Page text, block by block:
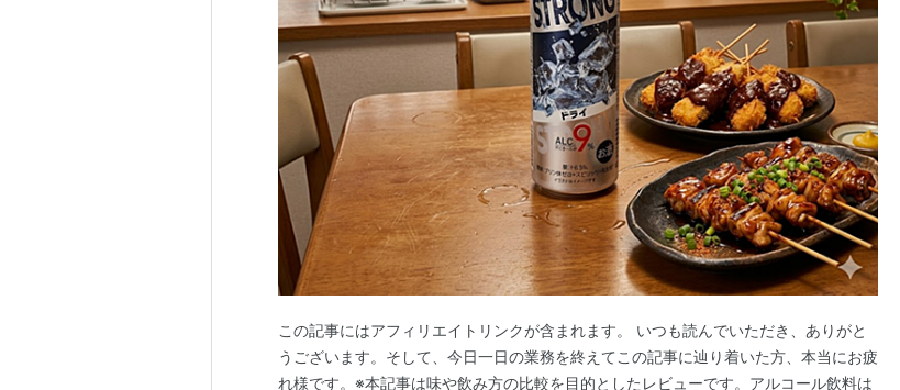
この記事にはアフィリエイトリンクが含まれます。 いつも読んでいただき、ありがと
うございます。そして、今日一日の業務を終えてこの記事に辿り着いた方、本当にお疲
れ様です。※本記事は味や飲み方の比較を目的としたレビューです。アルコール飲料は